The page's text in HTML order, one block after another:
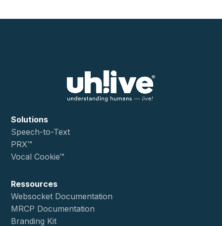
Solutions
Speech-to-Text
PRX™
Vocal Cookie™
Ressources
Websocket Documentation
MRCP Documentation
Branding Kit